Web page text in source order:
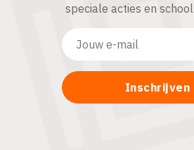
speciale acties en